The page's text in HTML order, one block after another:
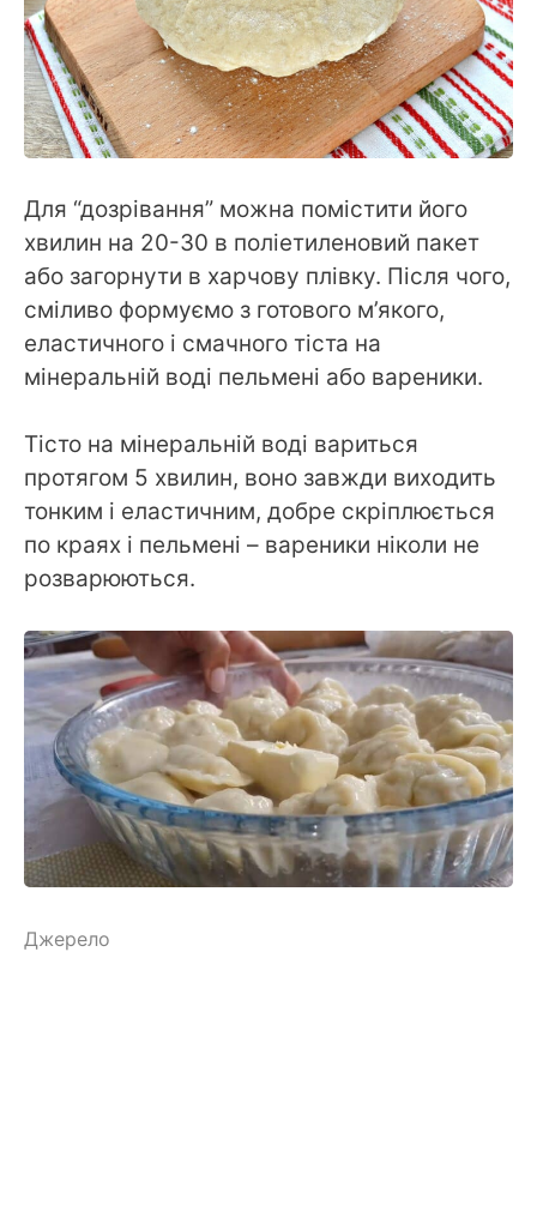
Для “дозрівання” можна помістити його
хвилин на 20-30 в поліетиленовий пакет
або загорнути в харчову плівку. Після чого,
сміливо формуємо з готового м’якого,
еластичного і смачного тіста на
мінеральній воді пельмені або вареники.
Тісто на мінеральній воді вариться
протягом 5 хвилин, воно завжди виходить
тонким і еластичним, добре скріплюється
по краях і пельмені – вареники ніколи не
розварюються.
Джерело